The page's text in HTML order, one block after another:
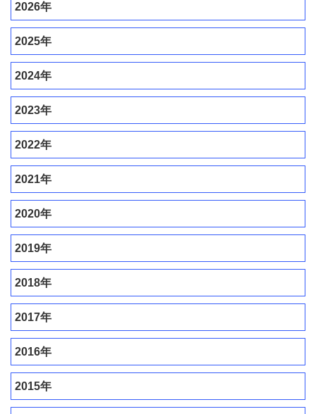
2026年
2025年
2024年
2023年
2022年
2021年
2020年
2019年
2018年
2017年
2016年
2015年